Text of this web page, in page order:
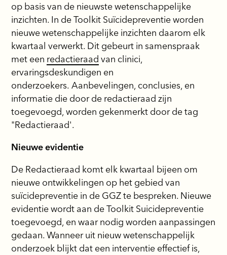
op basis van de nieuwste wetenschappelijke
inzichten. In de Toolkit Suïcidepreventie worden
nieuwe wetenschappelijke inzichten daarom elk
kwartaal verwerkt. Dit gebeurt in samenspraak
met een redactieraad van clinici,
ervaringsdeskundigen en
onderzoekers. Aanbevelingen, conclusies, en
informatie die door de redactieraad zijn
toegevoegd, worden gekenmerkt door de tag
"Redactieraad'.
Nieuwe evidentie
De Redactieraad komt elk kwartaal bijeen om
nieuwe ontwikkelingen op het gebied van
suïcidepreventie in de GGZ te bespreken. Nieuwe
evidentie wordt aan de Toolkit Suicidepreventie
toegevoegd, en waar nodig worden aanpassingen
gedaan. Wanneer uit nieuw wetenschappelijk
onderzoek blijkt dat een interventie effectief is,